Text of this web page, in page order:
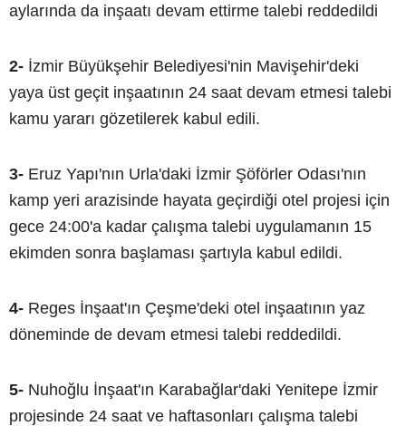
aylarında da inşaatı devam ettirme talebi reddedildi
2- İzmir Büyükşehir Belediyesi'nin Mavişehir'deki
yaya üst geçit inşaatının 24 saat devam etmesi talebi
kamu yararı gözetilerek kabul edili.
3- Eruz Yapı'nın Urla'daki İzmir Şöförler Odası'nın
kamp yeri arazisinde hayata geçirdiği otel projesi için
gece 24:00'a kadar çalışma talebi uygulamanın 15
ekimden sonra başlaması şartıyla kabul edildi.
4- Reges İnşaat'ın Çeşme'deki otel inşaatının yaz
döneminde de devam etmesi talebi reddedildi.
5- Nuhoğlu İnşaat'ın Karabağlar'daki Yenitepe İzmir
projesinde 24 saat ve haftasonları çalışma talebi